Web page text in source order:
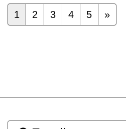
1 2 3 4 5 »